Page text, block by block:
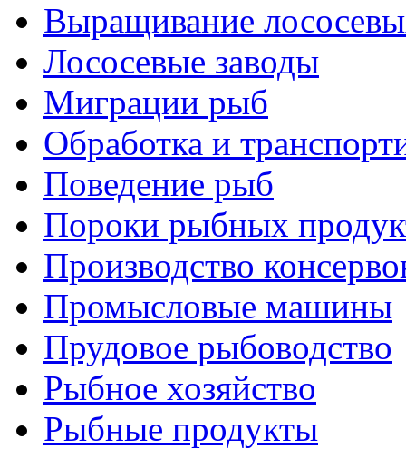
Выращивание
Лососевые заводы
Миграции рыб
Обработка и
Поведение рыб
Пороки рыбных
Производство
Промысловые машины
Прудовое рыбоводство
Рыбное хозяйство
Рыбные продукты